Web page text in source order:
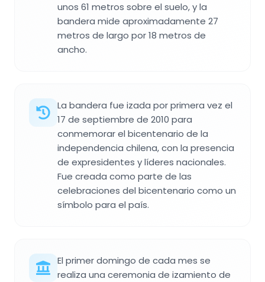
unos 61 metros sobre el suelo, y la
bandera mide aproximadamente 27
metros de largo por 18 metros de
ancho.
La bandera fue izada por primera vez el
17 de septiembre de 2010 para
conmemorar el bicentenario de la
independencia chilena, con la presencia
de expresidentes y líderes nacionales.
Fue creada como parte de las
celebraciones del bicentenario como un
símbolo para el país.
El primer domingo de cada mes se
realiza una ceremonia de izamiento de